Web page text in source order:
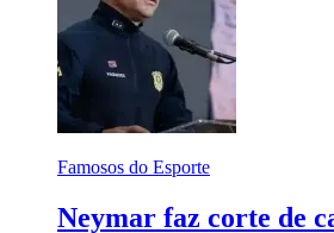
Famosos do Esporte
Neymar faz corte de